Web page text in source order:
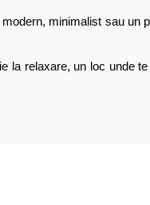
minimalist sau un
la relaxare, un loc unde